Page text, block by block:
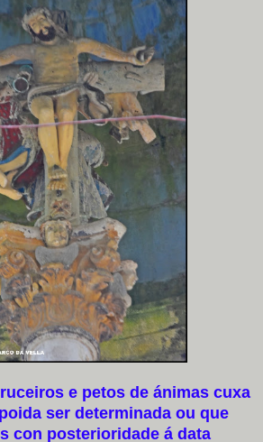
e petos de ánimas cuxa
ser determinada ou que
con posterioridade á data